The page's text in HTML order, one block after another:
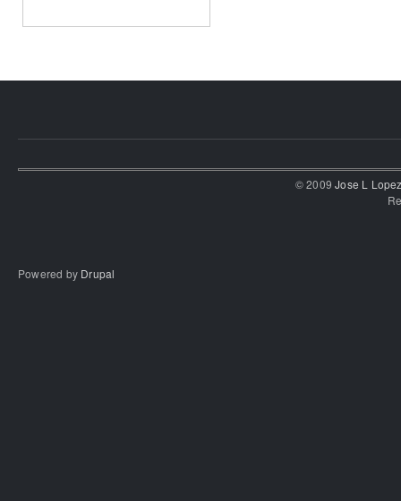
© 2009Jose L
Powered by Drupal